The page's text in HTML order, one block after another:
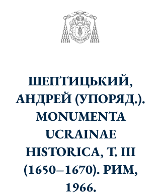
ШЕПТИЦЬКИЙ,
АНДРЕЙ (УПОРЯД.).
MONUMENTA
UCRAINAE
HISTORICA, Т. III
(1650–1670). РИМ,
1966.